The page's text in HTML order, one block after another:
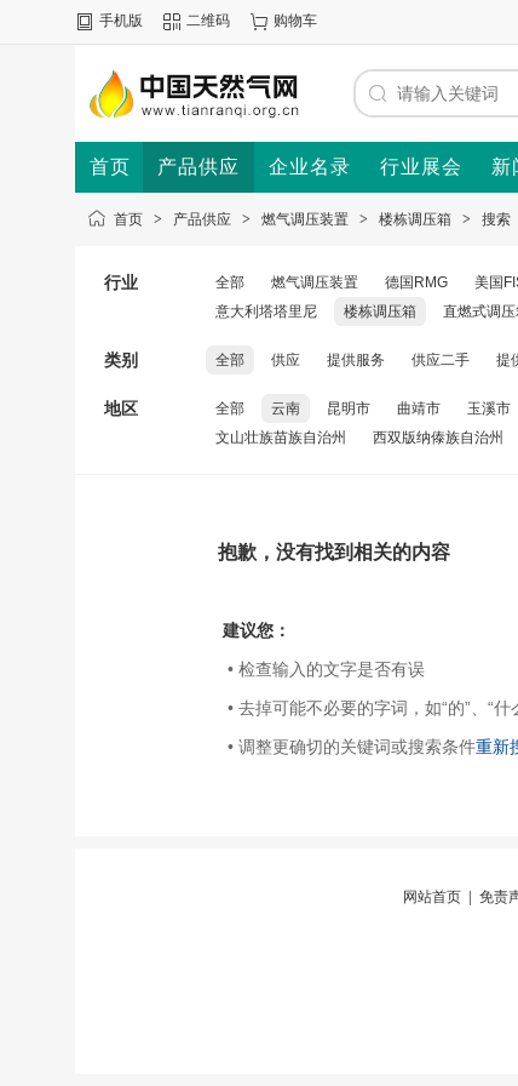
手机版 二维码 购物车
首页 产品供应 企业名录 行业展会 新
首页 > 产品供应 > 燃气调压装置 > 楼栋调压箱 > 搜索
行业 全部 燃气调压装置 德国RMG 美国
意大利塔塔里尼
楼栋调压箱 直燃式调
类别 全部 供应 提供服务 供应二手 提
地区 全部 云南 昆明市 曲靖市 玉溪市
文山壮族苗族自治州
西双版纳傣族自治州
抱歉，没有找到相关的内容
建议您：
• 检查输入的文字是否有误
• 去掉可能不必要的字词，如“的”、“什
• 调整更确切的关键词或搜索条件重新
网站首页 免责